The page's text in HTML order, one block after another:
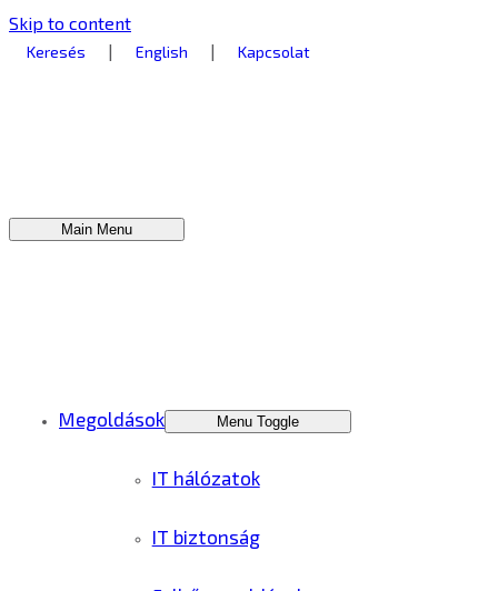
Skip to content
Keresés | English | Kapcsolat
Main Menu
Megoldások Menu Toggle
IT hálózatok
IT biztonság